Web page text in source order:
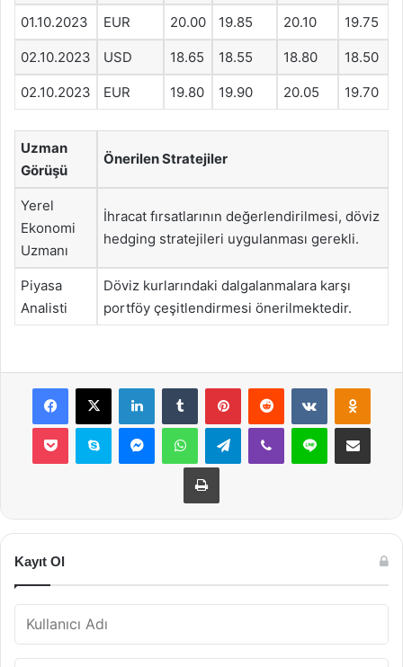
01.10.2023 EUR 20.00 19.85 20.10 19.75
02.10.2023 USD 18.65 18.55 18.80 18.50
02.10.2023 EUR 19.80 19.90 20.05 19.70
Uzman
Görüşü
Önerilen Stratejiler
Yerel
Ekonomi
Uzmanı
İhracat fırsatlarının değerlendirilmesi, döviz
hedging stratejileri uygulanması gerekli.
Piyasa
Analisti
Döviz kurlarındaki dalgalanmalara karşı
portföy çeşitlendirmesi önerilmektedir.
Facebook
X LinkedInTumblr PinterestReddit VKontakte
Pocket Skype MessengerWhatsAppTelegramViber Line E-Posta ile
Yazdır
Kayıt Ol